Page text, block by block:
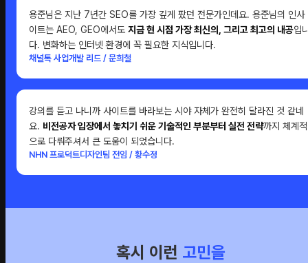
용준님은 지난 7년간 SEO를 가장 깊게 팠던 전문가인데요. 용준님의 인사
이트는 AEO, GEO에서도 지금 현 시점 가장 최신의, 그리고 최고의 내공입
다. 변화하는 인터넷 환경에 꼭 필요한 지식입니다.
채널톡 사업개발 리드 / 문희철
강의를 듣고 나니까 사이트를 바라보는 시야 자체가 완전히 달라진 것 같네
요. 비전공자 입장에서 놓치기 쉬운 기술적인 부분부터 실전 전략까지 체계적
으로 다뤄주셔서 큰 도움이 되었습니다.
NHN 프로덕트디자인팀 전임 / 황수정
혹시 이런 고민을